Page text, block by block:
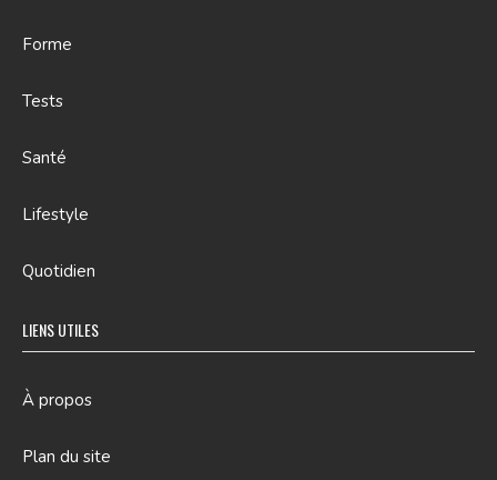
Forme
Tests
Santé
Lifestyle
Quotidien
LIENS UTILES
À propos
Plan du site